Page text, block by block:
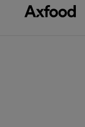
Gå direkt till innehåll